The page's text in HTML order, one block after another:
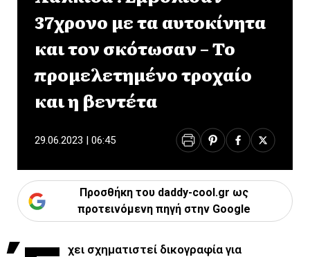
37χρονο με τα αυτοκίνητα
και τον σκότωσαν – Το
προμελετημένο τροχαίο
και η βεντέτα
29.06.2023 | 06:45
Προσθήκη του daddy-cool.gr ως
προτεινόμενη πηγή στην Google
χει σχηματιστεί δικογραφία για